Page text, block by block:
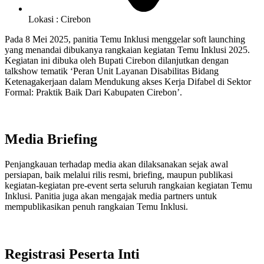
Lokasi : Cirebon
Pada 8 Mei 2025, panitia Temu Inklusi menggelar soft launching
yang menandai dibukanya rangkaian kegiatan Temu Inklusi 2025.
Kegiatan ini dibuka oleh Bupati Cirebon dilanjutkan dengan
talkshow tematik ‘Peran Unit Layanan Disabilitas Bidang
Ketenagakerjaan dalam Mendukung akses Kerja Difabel di Sektor
Formal: Praktik Baik Dari Kabupaten Cirebon’.
Media Briefing
Penjangkauan terhadap media akan dilaksanakan sejak awal
persiapan, baik melalui rilis resmi, briefing, maupun publikasi
kegiatan-kegiatan pre-event serta seluruh rangkaian kegiatan Temu
Inklusi. Panitia juga akan mengajak media partners untuk
mempublikasikan penuh rangkaian Temu Inklusi.
Registrasi Peserta Inti